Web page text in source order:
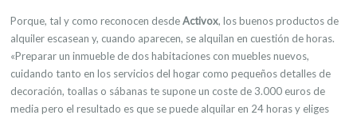
Porque, tal y como reconocen desdeActivox, los buenos productos de
alquiler escasean y, cuando aparecen, se alquilan en cuestión de horas.
«Preparar un inmueble de dos habitaciones con muebles nuevos,
cuidando tanto en los servicios del hogar como pequeños detalles de
decoración, toallas o sábanas te supone un coste de 3.000 euros de
media pero el resultado es que se puede alquilar en 24 horas y eliges